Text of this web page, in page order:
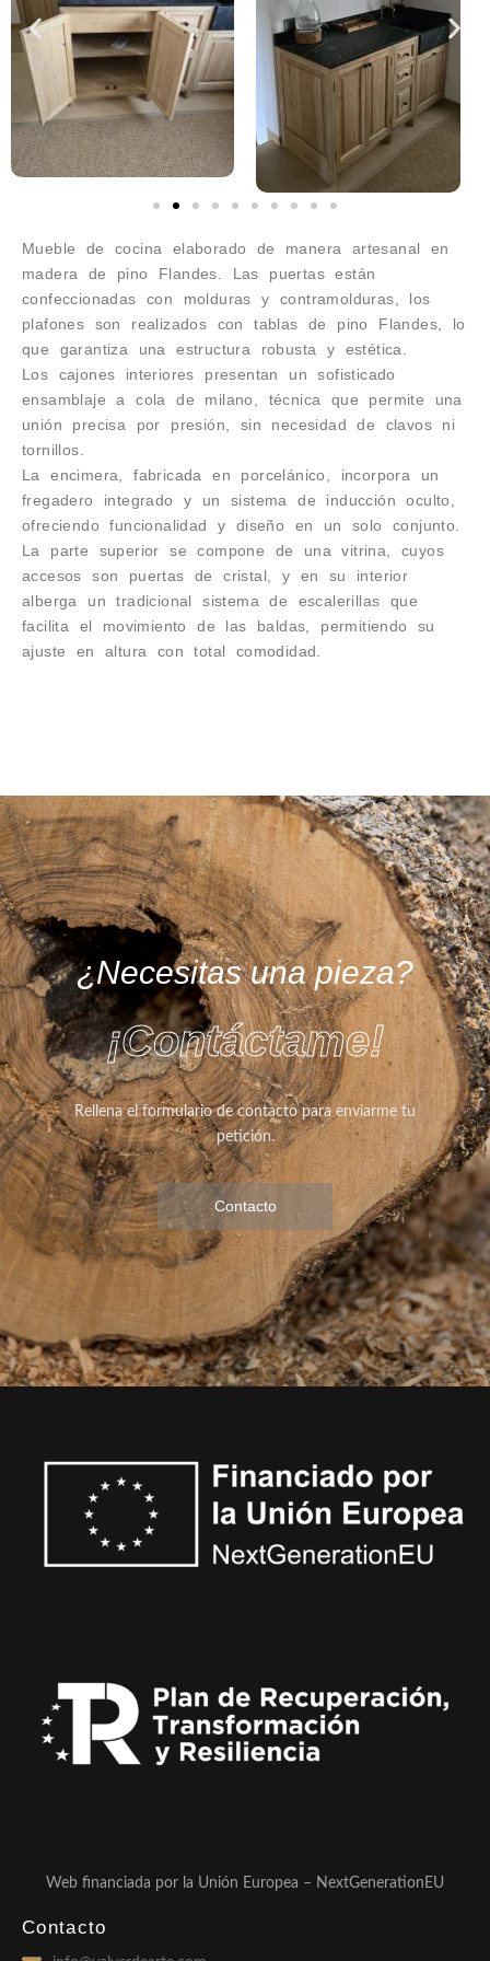
Mueble de cocina elaborado de manera artesanal en
madera de pino Flandes. Las puertas están
confeccionadas con molduras y contramolduras, los
plafones son realizados con tablas de pino Flandes, lo
que garantiza una estructura robusta y estética.
Los cajones interiores presentan un sofisticado
ensamblaje a cola de milano, técnica que permite una
unión precisa por presión, sin necesidad de clavos ni
tornillos.
La encimera, fabricada en porcelánico, incorpora un
fregadero integrado y un sistema de inducción oculto,
ofreciendo funcionalidad y diseño en un solo conjunto.
La parte superior se compone de una vitrina, cuyos
accesos son puertas de cristal, y en su interior
alberga un tradicional sistema de escalerillas que
facilita el movimiento de las baldas, permitiendo su
ajuste en altura con total comodidad.
¿Necesitas una pieza?
¡Contáctame!
Rellena el formulario de contacto para enviarme tu
petición.
Contacto
Web financiada por la Unión Europea – NextGenerationEU
Contacto